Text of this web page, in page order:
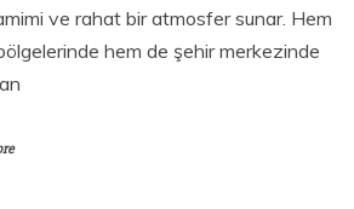
ve rahat bir atmosfer sunar. Hem
hem de şehir merkezinde